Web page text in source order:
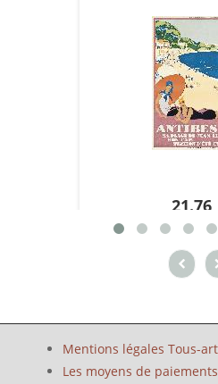
Mentions légales Tous-
Les moyens de paiements